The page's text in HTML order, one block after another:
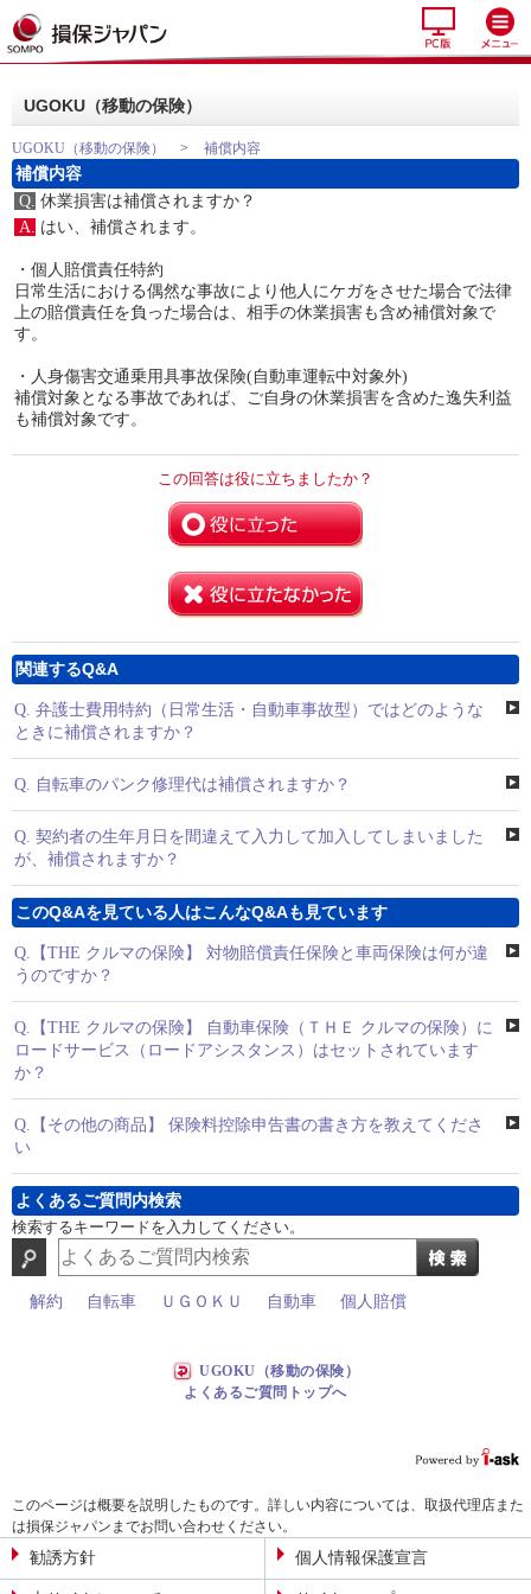
UGOKU（移動の保険）
UGOKU（移動の保険） > 補償内容
補償内容
Q. 休業損害は補償されますか？
A. はい、補償されます。
・個人賠償責任特約
日常生活における偶然な事故により他人にケガをさせた場合で法律
上の賠償責任を負った場合は、相手の休業損害も含め補償対象で
す。
・人身傷害交通乗用具事故保険(自動車運転中対象外)
補償対象となる事故であれば、ご自身の休業損害を含めた逸失利益
も補償対象です。
この回答は役に立ちましたか？
関連するQ&A
Q. 弁護士費用特約（日常生活・自動車事故型）ではどのような
ときに補償されますか？
Q. 自転車のパンク修理代は補償されますか？
Q. 契約者の生年月日を間違えて入力して加入してしまいました
が、補償されますか？
このQ&Aを見ている人はこんなQ&Aも見ています
Q. 【THE クルマの保険】 対物賠償責任保険と車両保険は何が違
うのですか？
Q. 【THE クルマの保険】 自動車保険（ＴＨＥ クルマの保険）に
ロードサービス（ロードアシスタンス）はセットされています
か？
Q. 【その他の商品】 保険料控除申告書の書き方を教えてくださ
い
よくあるご質問内検索
検索するキーワードを入力してください。
解約 自転車 ＵＧＯＫＵ 自動車 個人賠償
UGOKU（移動の保険）
よくあるご質問トップへ
このページは概要を説明したものです。詳しい内容については、取扱代理店また
は損保ジャパンまでお問い合わせください。
勧誘方針 個人情報保護宣言